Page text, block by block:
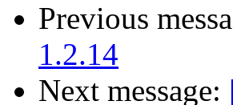
Previous
1.2.14
Next message: